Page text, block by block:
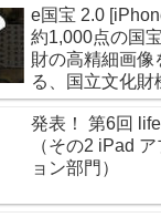
e国宝 2.0
約1,000点の国
財の高精細画像
る、国立文化財
アプリケーショ
発表！ 第6回
（その2 iPad
ョン部門）